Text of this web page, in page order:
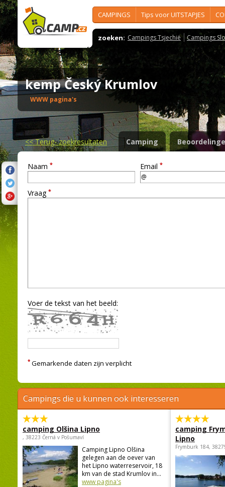
CAMPINGS Tips voor UITSTAPJES
zoeken: Campings Tsjechië Campings
kemp Český Krumlov
WWW pagina's
<<Terug- zoekresultaten Camping
Naam * Email *
Vraag *
Voer de tekst van het beeld:
* Gemarkende daten zijn verplicht
Campings die u kunnen ook interesseren
camping Olšina Lipno
, 38223 Černá v Pošumaví
Camping Lipno Olšina
gelegen aan de oever van
het Lipno waterreservoir, 18
km van de stad Krumlov in...
www pagina's
camping
Lipno
Frymburk 184,